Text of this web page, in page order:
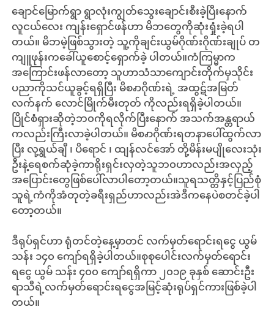
ချောင်မြောက်ရွာ ရွာလုံးကျွတ်သွေးချောင်းစီးခဲ့ပြီးနောက်
လူငယ်လေး ကျန်းရှောင်ဖန်ဟာ မိဘတွေကိုဆုံးရှုံးခဲ့ရပါ
တယ်။ မိဘမဲ့ဖြစ်သွားတဲ့ သူ့ကိုချင်းယွမ်ဂိုဏ်းဂိုဏ်းချုပ် တ
ကျူဖုန်းကခေါ်ယူစောင့်ရှောက်ခဲ့ ပါတယ်။ကံကြမ္မာက
အကြောင်းဖန်လာတော့ သူဟာသံသာကျောင်းတိုက်မှသိုင်း
ပညာကိုသင်ယူခွင့်ရရှိပြီး မိစၧာဂိုဏ်းရဲ့ အထွဋ်အမြတ်
လက်နက် လောင်မြိုက်မီးတုတ် ကိုလည်းရရှိခဲ့ပါတယ်။
ပြိုင်စံရှားဆိုတဲ့ဘ၀ကိုရလိုက်ပြီးနောက် အသက်အန္တရာယ်
ကလည်းကြီးလာခဲ့ပါတယ်။ မိစၧာဂိုဏ်းရတနာပေါ်ထွက်လာ
ပြီး လု့ရွယ်ချီ ၊ ပိရောင် ၊ ထျန်လင်အော် တို့မိန်းမပျိုလေးသုံး
ဦးနဲ့ရေစက်ဆုံခဲ့ကာရိုးရှင်းလှတဲ့သူဘ၀ဟာလည်းအလှည့်
အပြောင်းတွေဖြစ်ပေါ်လာပါတော့တယ်။သူရသတ္တိနှင့်ပြည်စုံ
သူရဲ့ကံကိုအံတုတဲ့ခရီးရှည်ဟာလည်းအဲဒီကနေပဲစတင်ခဲ့ပါ
တော့တယ်။
ဒီရုပ်ရှင်ဟာ ရုံတင်တဲ့နေ့မှာတင် လက်မှတ်ရောင်းရငွေ ယွမ်
သန်း ၁၄၀ ကျော်ရရှိခဲ့ပါတယ်။စုစုပေါင်းလက်မှတ်ရောင်း
ရငွေ ယွမ် သန်း ၄၀၀ ကျော်ရရှိကာ ၂၀၁၉ ခုနှစ် ဆောင်းဦး
ရာသီရဲ့လက်မှတ်ရောင်းရငွေအမြင့်ဆုံးရုပ်ရှင်ကားဖြစ်ခဲ့ပါ
တယ်။